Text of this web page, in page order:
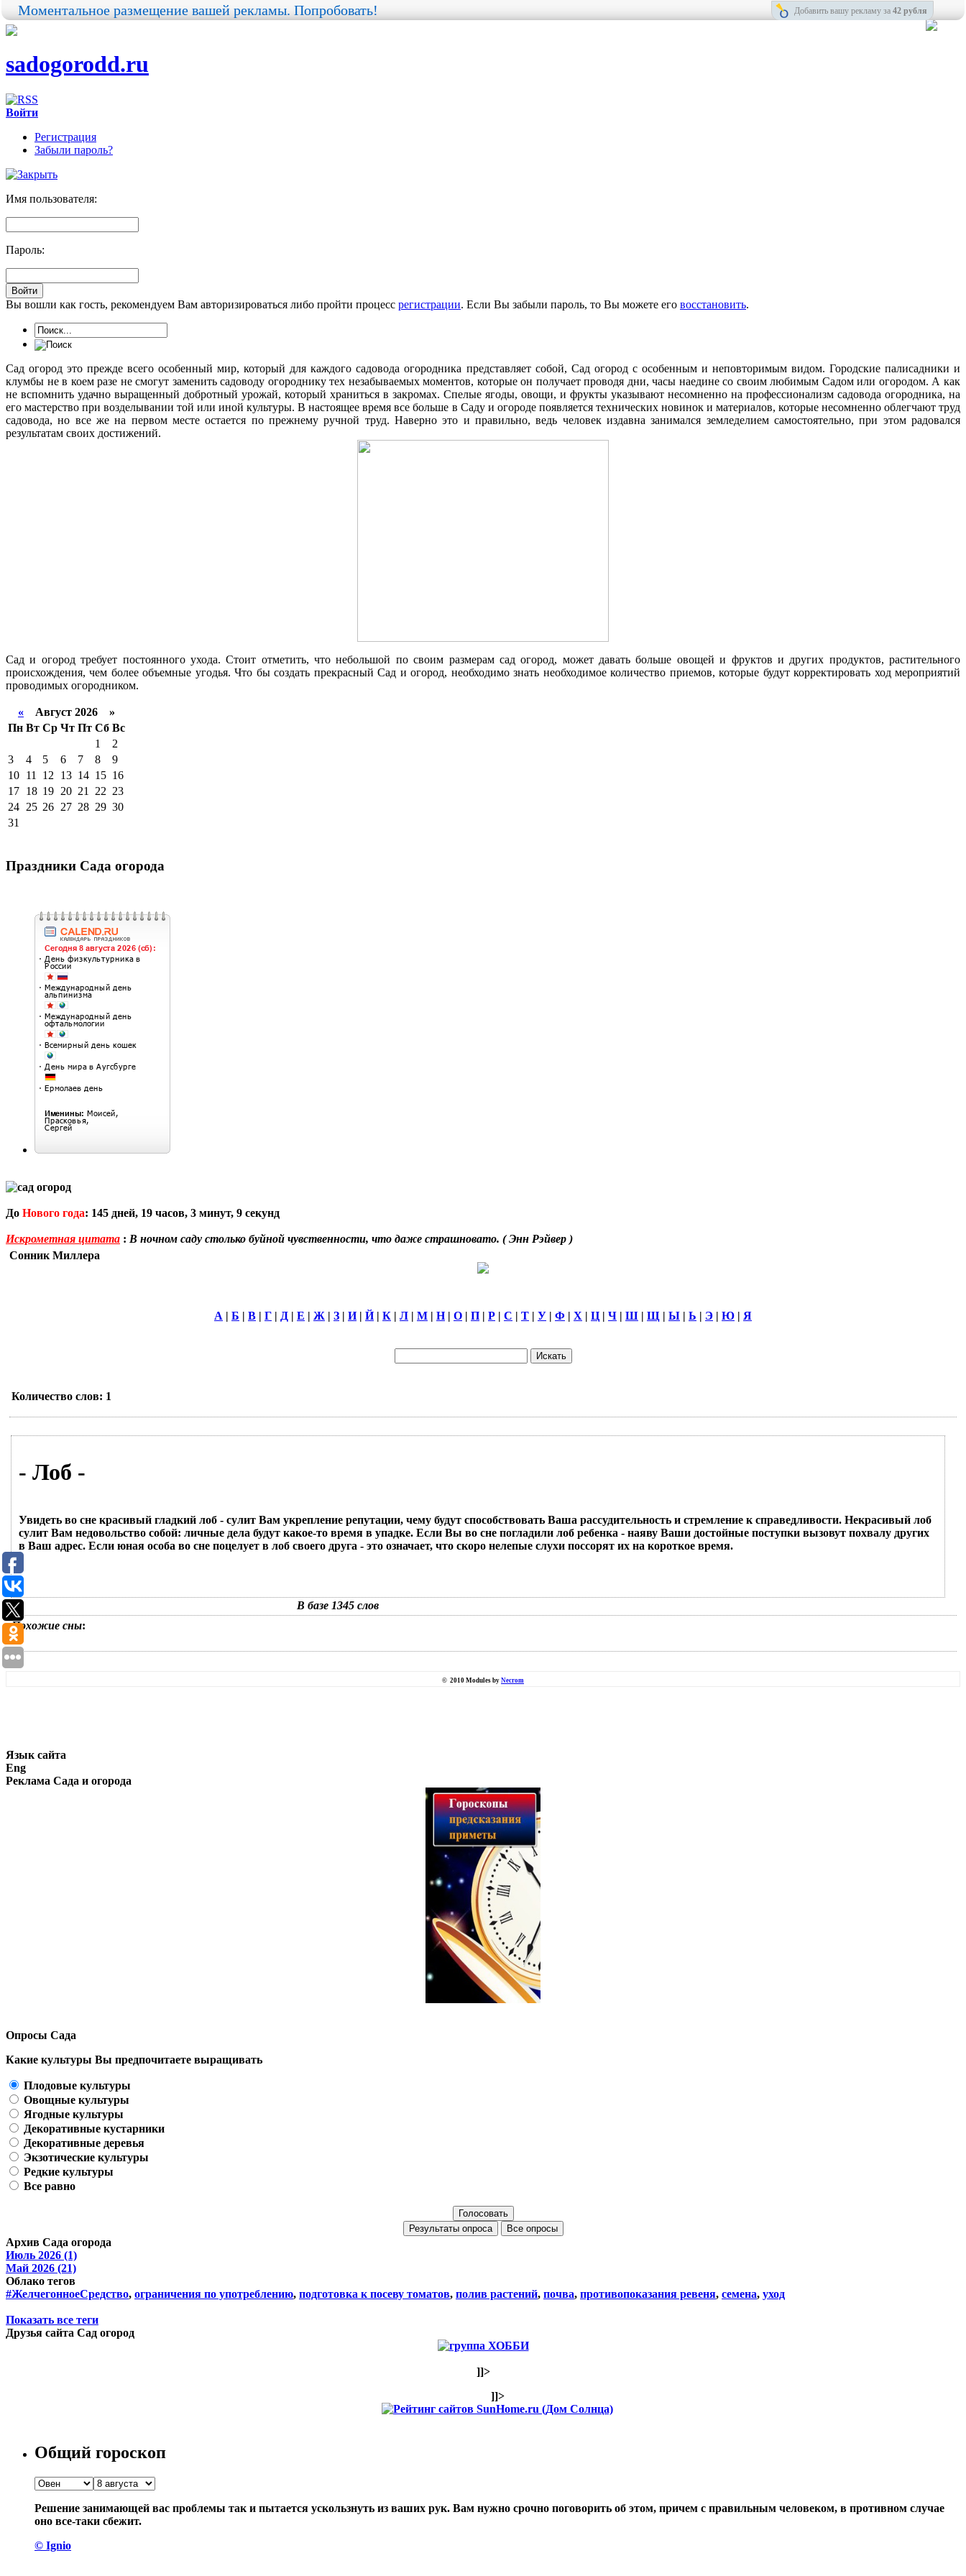
Моментальное размещение вашей рекламы. Попробовать! Добавить вашу рекламу за 42 рубля
sadogorodd.ru
Войти
Регистрация
Забыли пароль?
Имя пользователя:
Пароль:
Вы вошли как гость, рекомендуем Вам авторизироваться либо пройти процесс регистрации. Если Вы забыли пароль, то Вы можете его восстановить.
Сад огород это прежде всего особенный мир, который для каждого садовода огородника представляет собой, Cад огород с особенным и неповторимым видом. Городские палисадники и
клумбы не в коем разе не смогут заменить садоводу огороднику тех незабываемых моментов, которые он получает проводя дни, часы наедине со своим любимым Cадом или огородом. А как
не вспомнить удачно выращенный добротный урожай, который храниться в закромах. Спелые ягоды, овощи, и фрукты указывают несомненно на профессионализм садовода огородника, на
его мастерство при возделывании той или иной культуры. В настоящее время все больше в Cаду и огороде появляется технических новинок и материалов, которые несомненно облегчают труд
садовода, но все же на первом месте остается по прежнему ручной труд. Наверно это и правильно, ведь человек издавна занимался земледелием самостоятельно, при этом радовался
результатам своих достижений.
Сад и огород требует постоянного ухода. Стоит отметить, что небольшой по своим размерам сад огород, может давать больше овощей и фруктов и других продуктов, растительного
происхождения, чем более объемные угодья. Что бы создать прекрасный Сад и огород, необходимо знать необходимое количество приемов, которые будут корректировать ход мероприятий
проводимых огородником.
« Август 2026 »
Пн Вт Ср Чт Пт Сб Вс
1
2
3
4 5 6 7 8
9
10 11 12 13 14 15 16
17 18 19 20 21 22 23
24 25 26 27 28 29 30
31
Праздники Сада огорода
До Нового года: 145 дней, 19 часов, 3 минут, 8 секунд
Искрометная цитата : В ночном саду столько буйной чувственности, что даже страшновато. ( Энн Рэйвер )
Сонник Миллера
А | Б | В | Г | Д | Е | Ж | З | И| Й| К | Л | М | Н| О | П | Р | С | Т | У | Ф | Х | Ц | Ч | Ш | Щ | Ы | Ь | Э | Ю | Я
Количество слов: 1
- Лоб -
Увидеть во сне красивый гладкий лоб - сулит Вам укрепление репутации, чему будут способствовать Ваша рассудительность и стремление к справедливости. Некрасивый лоб
сулит Вам недовольство собой: личные дела будут какое-то время в упадке. Если Вы во сне погладили лоб ребенка - наяву Ваши достойные поступки вызовут похвалу других
в Ваш адрес. Если юная особа во сне поцелует в лоб своего друга - это означает, что скоро нелепые слухи поссорят их на короткое время.
В базе 1345 слов
Похожие сны:
© 2010 Modules by Necrom
Язык сайта
Eng
Реклама Сада и огорода
Опросы Сада
Какие культуры Вы предпочитаете выращивать
Плодовые культуры
Овощные культуры
Ягодные культуры
Декоративные кустарники
Декоративные деревья
Экзотические культуры
Редкие культуры
Все равно
Все опросы
Архив Сада огорода
Июль 2026 (1)
Май 2026 (21)
Облако тегов
#ЖелчегонноеСредство, ограничения по употреблению, подготовка к посеву томатов, полив растений, почва, противопоказания ревеня, семена, уход
Показать все теги
Друзья сайта Сад огород
]]>
]]>
Общий гороскоп
Решение занимающей вас проблемы так и пытается ускользнуть из ваших рук. Вам нужно срочно поговорить об этом, причем с правильным человеком, в противном случае
оно все-таки сбежит.
© Ignio